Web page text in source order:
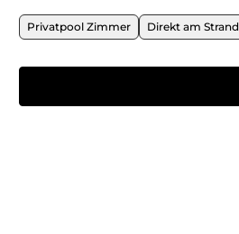
Privatpool Zimmer Direkt am Strand